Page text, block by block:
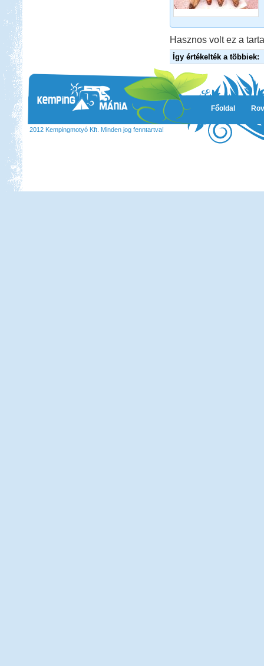
Hasznos volt ez a
Így értékelték a többiek:
Főoldal
2012 Kempingmotyó Kft. Minden jog fenntartva!